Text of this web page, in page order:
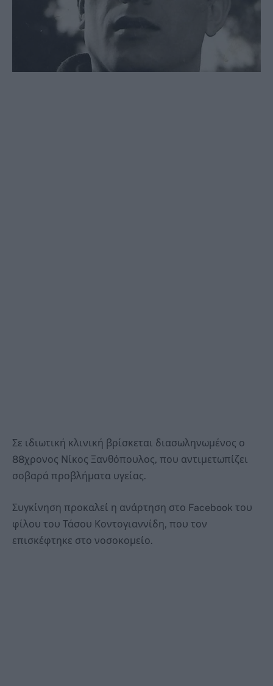
Σε ιδιωτική κλινική βρίσκεται διασωληνωμένος ο
88χρονος Νίκος Ξανθόπουλος, που αντιμετωπίζει
σοβαρά προβλήματα υγείας.
Συγκίνηση προκαλεί η ανάρτηση στο Facebook του
φίλου του Τάσου Κοντογιαννίδη, που τον
επισκέφτηκε στο νοσοκομείο.